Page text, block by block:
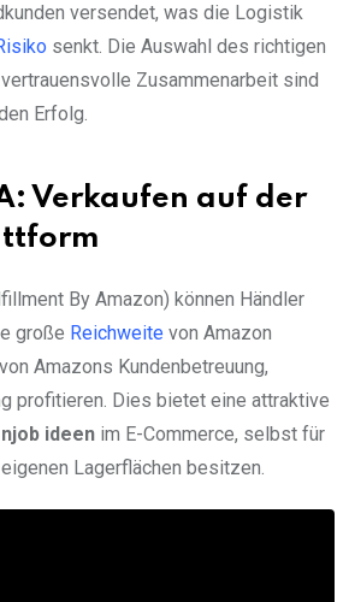
versendet, was die Logistik
senkt. Die Auswahl des richtigen
Zusammenarbeit sind
Erfolg.
Verkaufen auf der
By Amazon) können Händler
große Reichweite von Amazon
Amazons Kundenbetreuung,
profitieren. Dies bietet eine attraktive
ideen im E-Commerce, selbst für
Lagerflächen besitzen.